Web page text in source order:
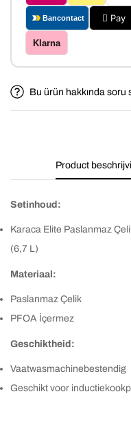
Bancontact  Pay
Klarna
Bu ürün hakkında soru
Product
Setinhoud:
Karaca Elite Paslanmaz
(6,7 L)
Materiaal:
Paslanmaz Çelik
PFOA İçermez
Geschiktheid:
Vaatwasmachinebestendig
Geschikt voor